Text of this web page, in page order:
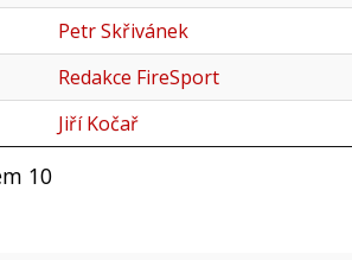
Petr Skřivánek
Redakce FireSport
Jiří Kočař
10